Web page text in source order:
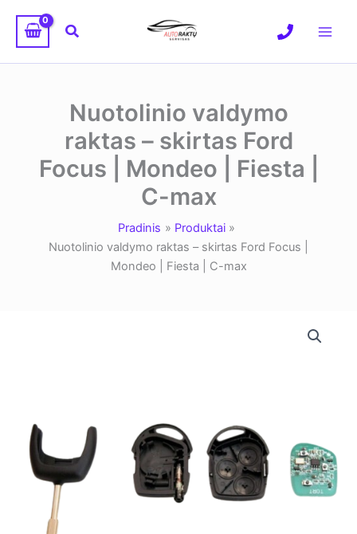
turinio
Paieška
Nuotolinio valdymo
raktas – skirtas Ford
Focus | Mondeo | Fiesta |
C-max
Pradinis
Produktai
Nuotolinio valdymo raktas – skirtas Ford Focus |
Mondeo | Fiesta | C-max